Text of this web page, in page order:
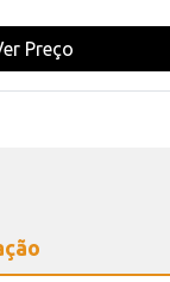
Preço